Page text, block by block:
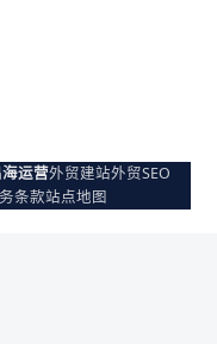
运营外贸建站外贸SEO
条款站点地图